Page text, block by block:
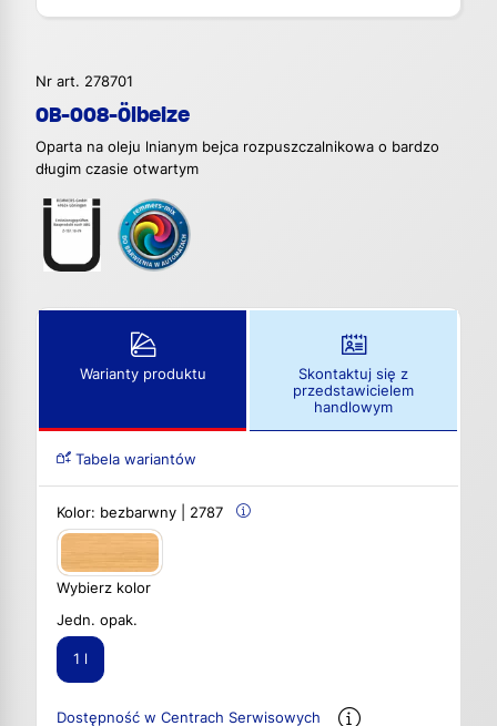
Nr art. 278701
OB-008-Ölbeize
Oparta na oleju lnianym bejca rozpuszczalnikowa o bardzo
długim czasie otwartym
Warianty produktu
Skontaktuj się z
przedstawicielem
handlowym
Tabela wariantów
Kolor: bezbarwny | 2787
Wybierz kolor
Jedn. opak.
1 l
Dostępność w Centrach Serwisowych